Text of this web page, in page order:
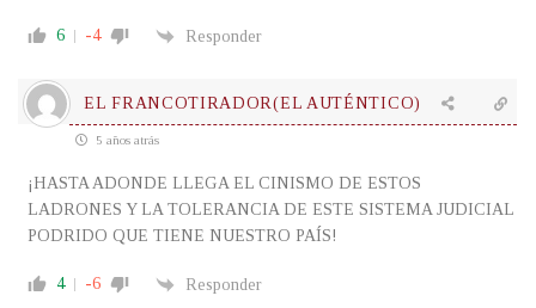
6 -4 Responder
EL FRANCOTIRADOR(EL AUTÉNTICO)
5 años atrás
¡HASTA ADONDE LLEGA EL CINISMO DE ESTOS
LADRONES Y LA TOLERANCIA DE ESTE SISTEMA JUDICIAL
PODRIDO QUE TIENE NUESTRO PAÍS!
4 -6 Responder